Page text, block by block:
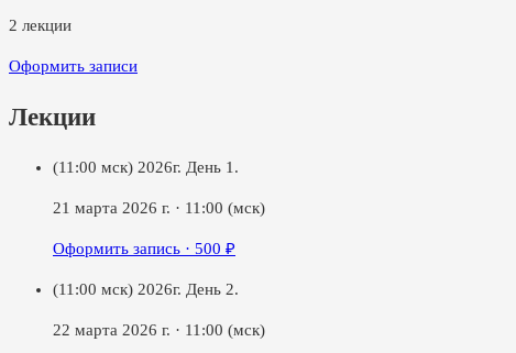
2 лекции
Оформить записи
Лекции
(11:00 мск) 2026г. День 1.
21 марта 2026 г. · 11:00 (мск)
Оформить запись · 500 ₽
(11:00 мск) 2026г. День 2.
22 марта 2026 г. · 11:00 (мск)